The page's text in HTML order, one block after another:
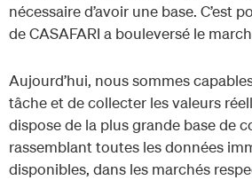
nécessaire d’avoir une base. C’est
de CASAFARI a bouleversé le
Aujourd’hui, nous sommes
tâche et de collecter les valeurs
dispose de la plus grande base de
rassemblant toutes les données
disponibles, dans les marchés